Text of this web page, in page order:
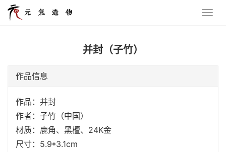
并封（子竹）
作品信息
作品：并封
作者：子竹（中国）
材质：鹿角、黑檀、24K金
尺寸：5.9*3.1cm